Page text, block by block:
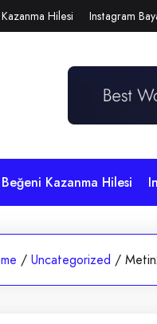
Hilesi Instagram
Kazanma Hilesi
/ Uncategorized /